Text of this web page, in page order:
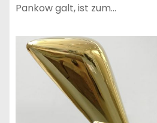
Pankow galt, ist zum…